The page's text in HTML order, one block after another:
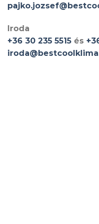
Iroda
+36 30 235 5515 és